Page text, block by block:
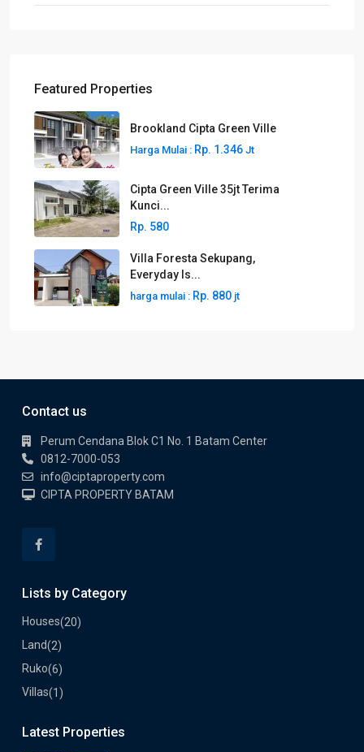
Featured Properties
Brookland Cipta Green Ville
Harga Mulai : Rp. 1.346 Jt
Cipta Green Ville 35jt Terima
Kunci...
Rp. 580
Villa Foresta Sekupang,
Everyday Is...
harga mulai : Rp. 880 jt
Contact us
Perum Cendana Blok C1 No. 1 Batam Center
0812-7000-053
info@ciptaproperty.com
CIPTA PROPERTY BATAM
Lists by Category
Houses(20)
Land(2)
Ruko(6)
Villas(1)
Latest Properties